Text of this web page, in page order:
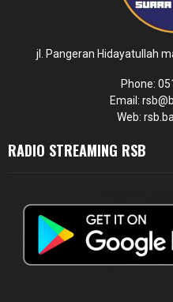
jl. Pangeran Hidayatullah
Phone:
Email:
Web:
RADIO STREAMING RSB